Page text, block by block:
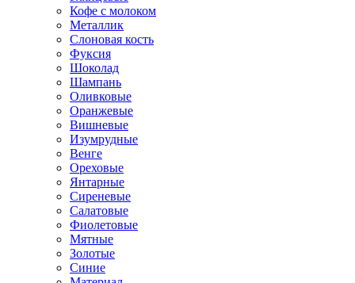
Кофе с молоком
Металлик
Слоновая кость
Фуксия
Шоколад
Шампань
Оливковые
Оранжевые
Вишневые
Изумрудные
Венге
Ореховые
Янтарные
Сиреневые
Салатовые
Фиолетовые
Мятные
Золотые
Синие